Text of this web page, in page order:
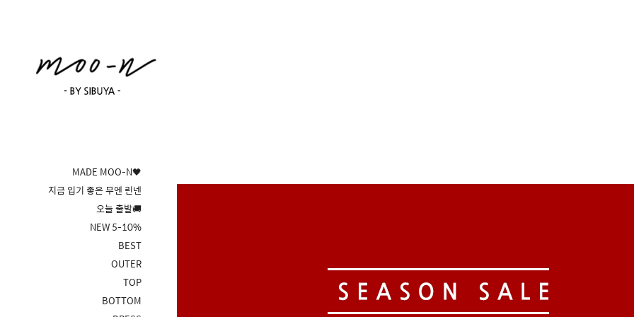
MADE MOO-N🖤
지금 입기 좋은 무엔 린넨
오늘 출발🚚
NEW 5-10%
BEST
OUTER
TOP
BOTTOM